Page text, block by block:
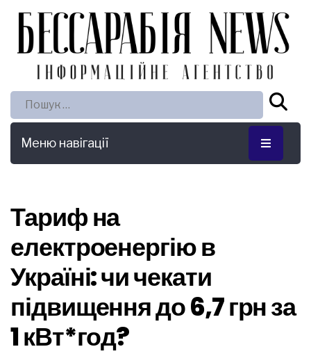
Пошук:
Меню навігації
Тариф на
електроенергію в
Україні: чи чекати
підвищення до 6,7 грн за
1 кВт*год?